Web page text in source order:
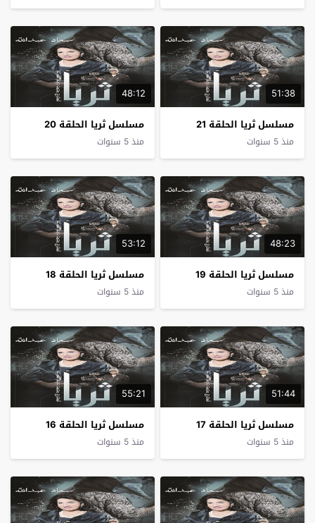
51:38
مسلسل ثريا الحلقة 21
منذ 5 سنوات
48:12
مسلسل ثريا الحلقة 20
منذ 5 سنوات
48:23
مسلسل ثريا الحلقة 19
منذ 5 سنوات
53:12
مسلسل ثريا الحلقة 18
منذ 5 سنوات
51:44
مسلسل ثريا الحلقة 17
منذ 5 سنوات
55:21
مسلسل ثريا الحلقة 16
منذ 5 سنوات